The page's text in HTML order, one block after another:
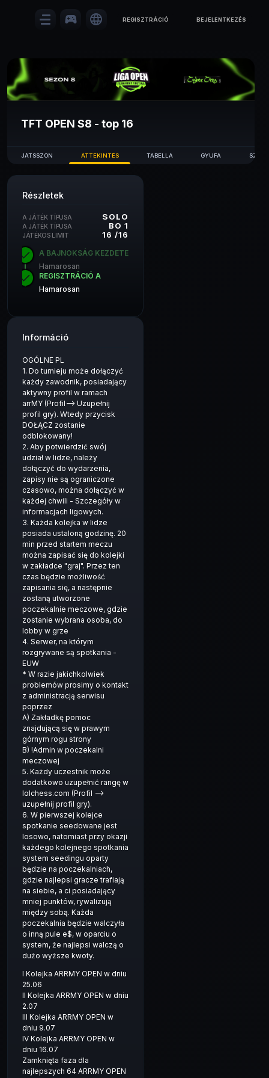
sports_esports language REGISZTRÁCIÓ BEJELENTKEZÉS
TFT OPEN S8 - top 16
JÁTSSZON ÁTTEKINTÉS TABELLA GYUFA
Részletek
SOLO
A JÁTÉK TÍPUSA
BO 1
A JÁTÉK TÍPUSA
16/16
JÁTÉKOS LIMIT
Hamarosan
A BAJNOKSÁG KEZDETE
Hamarosan
REGISZTRÁCIÓ A
Információ
OGÓLNE PL
1. Do turnieju może dołączyć
każdy zawodnik, posiadający
aktywny profil w ramach
arrMY (Profil--> Uzupełnij
profil gry). Wtedy przycisk
DOŁĄCZ zostanie
odblokowany!
2. Aby potwierdzić swój
udział w lidze, należy
dołączyć do wydarzenia,
zapisy nie są ograniczone
czasowo, można dołączyć w
każdej chwili - Szczegóły w
informacjach ligowych.
3. Każda kolejka w lidze
posiada ustaloną godzinę. 20
min przed startem meczu
można zapisać się do kolejki
w zakładce "graj". Przez ten
czas będzie możliwość
zapisania się, a następnie
zostaną utworzone
poczekalnie meczowe, gdzie
zostanie wybrana osoba, do
lobby w grze
4. Serwer, na którym
rozgrywane są spotkania -
EUW
* W razie jakichkolwiek
problemów prosimy o kontakt
z administracją serwisu
poprzez
A) Zakładkę pomoc
znajdującą się w prawym
górnym rogu strony
B) !Admin w poczekalni
meczowej
5. Każdy uczestnik może
dodatkowo uzupełnić rangę w
lolchess.com (Profil -->
uzupełnij profil gry).
6. W pierwszej kolejce
spotkanie seedowane jest
losowo, natomiast przy okazji
każdego kolejnego spotkania
system seedingu oparty
będzie na poczekalniach,
gdzie najlepsi gracze trafiają
na siebie, a ci posiadający
mniej punktów, rywalizują
między sobą. Każda
poczekalnia będzie walczyła
o inną pule e$, w oparciu o
system, że najlepsi walczą o
dużo wyższe kwoty.
I Kolejka ARRMY OPEN w dniu
25.06
II Kolejka ARRMY OPEN w dniu
2.07
III Kolejka ARRMY OPEN w
dniu 9.07
IV Kolejka ARRMY OPEN w
dniu 16.07
Zamknięta faza dla
najlepszych 64 ARRMY OPEN